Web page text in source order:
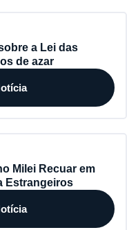
a Lei das
de azar
Milei Recuar em
Estrangeiros